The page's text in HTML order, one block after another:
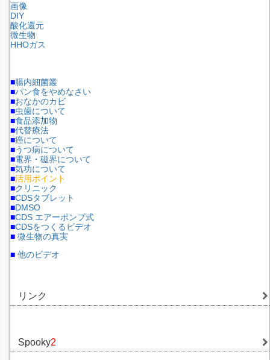
画像
DIY
酸化還元
微生物
HHOガス
■腸内細菌叢
■パン食をやめなさい
■おなかのカビ
■虫歯について
■食品添加物
■代替療法
■癌について
■うつ病について
■電界・磁界について
■気功について
■活用ポイント
■クリニック
■CDSタブレット
■DMSO
■CDS エアーポンプ式
■CDSをつくるビデオ
■ 微生物の真実
■ 他のビデオ
リンク
Spooky2